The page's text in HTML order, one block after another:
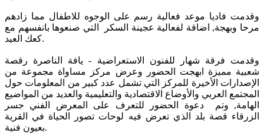
وقدمت فاديا موعد فعالية رسم على الوجوه للاطفال مما زادهم
مرحا وبهجة, اضاقة لفعالية عجينة السكر التي صنعوها بانفسهم مع
كعك العيد.
وقدمت فرقة شهار للفنون الاستعراضية - يافة الناصرة رقصة
شعبية مميزة ابهجت الحضور وعرض مركز مساواة مجموعة من
الإصدارات الأخيرة للمركز التي تشمل عدد كبير من المعلومات حول
المجتمع العربي والأوضاع الاقتصادية والتعليمية والعديد من المواضيع
الهامة, وتم دعوة الحضور للتعرف على المعرض الفني جسر
الزرقاء قصة بلد الذي تعرض فيه لوحات تصور الحياة في القرية
بعيون فنية.